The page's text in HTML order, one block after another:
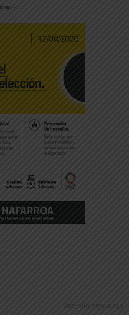
--
Artículo siguiente